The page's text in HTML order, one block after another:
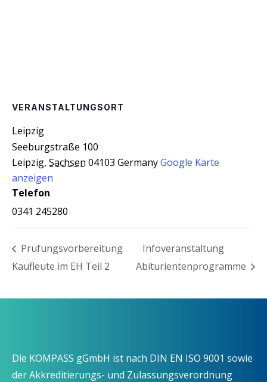
VERANSTALTUNGSORT
Leip­zig
Seeburgstraße 100
Leipzig, Sachsen 04103 GermanyGoogle Karte
anzeigen
Telefon
0341 245280
Prü­fungs­vor­be­rei­tung
Kauf­leu­te im EH Teil 2
Info­ver­an­stal­tung
Abiturientenprogramme
Die KOMPASS gGmbH ist nach DIN EN ISO 9001 sowie
der Akkreditierungs- und Zulassungsverordnung